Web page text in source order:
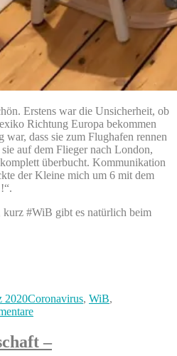
Erstens war die Unsicherheit, ob
Richtung Europa bekommen
war, dass sie zum Flughafen rennen
auf dem Flieger nach London,
überbucht. Kommunikation
der Kleine mich um 6 mit dem
#WiB gibt es natürlich beim
2020Kategorien
Coronavirus, WiB,
zu
zurück
&–